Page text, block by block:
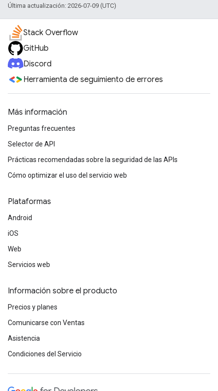
Última actualización: 2026-07-09 (UTC)
Stack Overflow
GitHub
Discord
Herramienta de seguimiento de errores
Más información
Preguntas frecuentes
Selector de API
Prácticas recomendadas sobre la seguridad de las APIs
Cómo optimizar el uso del servicio web
Plataformas
Android
iOS
Web
Servicios web
Información sobre el producto
Precios y planes
Comunicarse con Ventas
Asistencia
Condiciones del Servicio